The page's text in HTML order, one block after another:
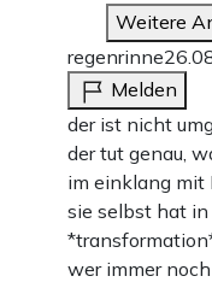
Weitere
regenrinne
Melden
der ist nicht
der tut genau,
im einklang mit
sie selbst hat
wer immer